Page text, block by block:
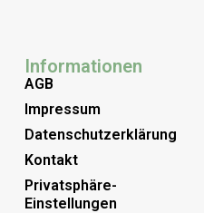
Informationen
AGB
Impressum
Datenschutzerklärung
Kontakt
Privatsphäre-
Einstellungen